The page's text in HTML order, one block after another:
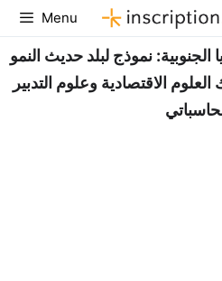
Aller
au
contenu
Menu
نموذج لبلد حديث النمو
الاقتصادية وعلوم التدبير